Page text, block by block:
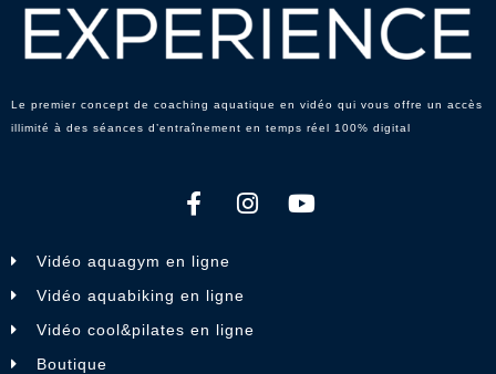
Le premier concept de coaching aquatique en vidéo qui vous offre un accès
illimité à des séances d’entraînement en temps réel 100% digital
Vidéo aquagym en ligne
Vidéo aquabiking en ligne
Vidéo cool&pilates en ligne
Boutique